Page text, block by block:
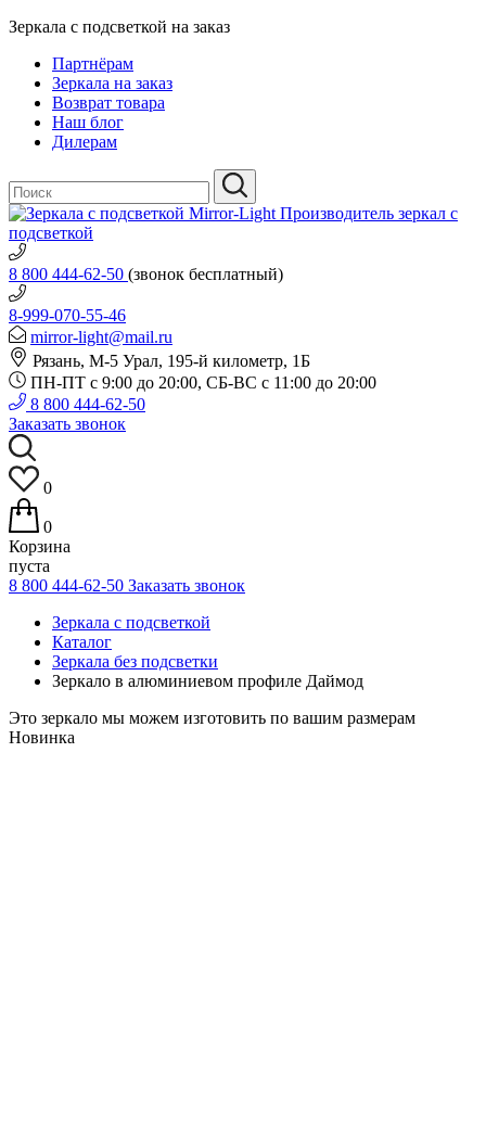
Зеркала с подсветкой на заказ
Партнёрам
Зеркала на заказ
Возврат товара
Наш блог
Дилерам
Производитель зеркал с
подсветкой
8 800 444-62-50 (звонок бесплатный)
8-999-070-55-46
mirror-light@mail.ru
Рязань, М-5 Урал, 195-й километр, 1Б
ПН-ПТ с 9:00 до 20:00, СБ-ВС с 11:00 до 20:00
8 800 444-62-50
Заказать звонок
0
0
Корзина
пуста
8 800 444-62-50 Заказать звонок
Зеркала с подсветкой
Каталог
Зеркала без подсветки
Зеркало в алюминиевом профиле Даймод
Это зеркало мы можем изготовить по вашим размерам
Новинка